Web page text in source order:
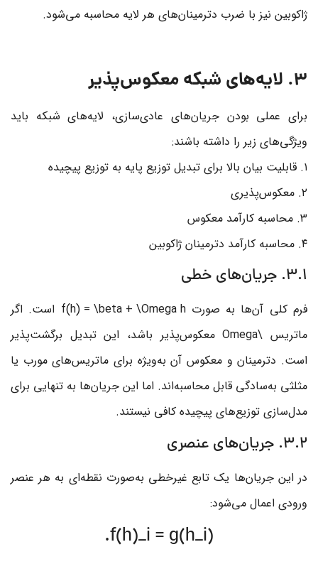
ژاکوبین نیز با ضرب دترمینان‌های هر لایه محاسبه می‌شود.
3. لایه‌های شبکه معکوس‌پذیر
برای عملی بودن جریان‌های عادی‌سازی، لایه‌های شبکه باید
ویژگی‌های زیر را داشته باشند:
۱. قابلیت بیان بالا برای تبدیل توزیع پایه به توزیع پیچیده
۲. معکوس‌پذیری
۳. محاسبه کارآمد معکوس
۴. محاسبه کارآمد دترمینان ژاکوبین
3.1. جریان‌های خطی
فرم کلی آن‌ها به صورتf(h) = \beta + \Omega h است. اگر
ماتریس \Omega
معکوس‌پذیر باشد، این تبدیل برگشت‌پذیر
است. دترمینان و معکوس آن به‌ویژه برای ماتریس‌های مورب یا
مثلثی به‌سادگی قابل محاسبه‌اند. اما این جریان‌ها به تنهایی برای
مدل‌سازی توزیع‌های پیچیده کافی نیستند.
3.2. جریان‌های عنصری
در این جریان‌ها یک تابع غیرخطی به‌صورت نقطه‌ای به هر عنصر
ورودی اعمال می‌شود:
f(h)_i = g(h_i).